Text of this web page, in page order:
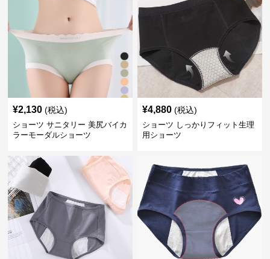
¥2,130 (税込)
ショーツ サニタリー 美尻バイカ
ラーモーダルショーツ
¥4,880 (税込)
ショーツ しっかりフィット生理
用ショーツ